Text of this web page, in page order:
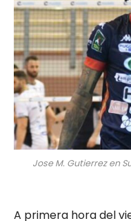
Jose M. Gutierrez en
A primera hora del